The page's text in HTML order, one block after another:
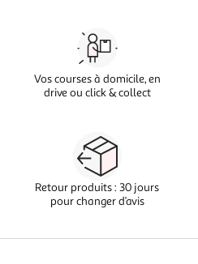
Vos courses à domicile, en
drive ou click & collect
Retour produits : 30 jours
pour changer d’avis